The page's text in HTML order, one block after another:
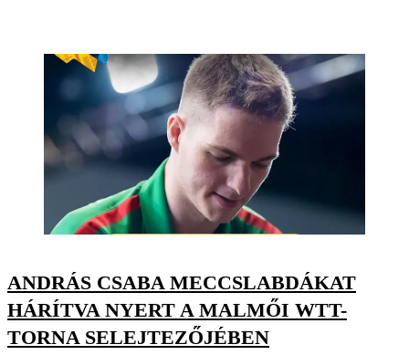
ANDRÁS CSABA MECCSLABDÁKAT
HÁRÍTVA NYERT A MALMŐI WTT-
TORNA SELEJTEZŐJÉBEN